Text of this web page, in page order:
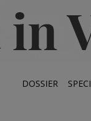
DOSSIER